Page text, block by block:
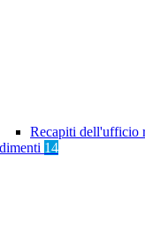
Recapiti dell'ufficio
14